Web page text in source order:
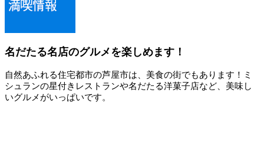
名だたる名店のグルメを楽しめます！
自然あふれる住宅都市の芦屋市は、美食の街でもあります！ミ
シュランの星付きレストランや名だたる洋菓子店など、美味し
いグルメがいっぱいです。